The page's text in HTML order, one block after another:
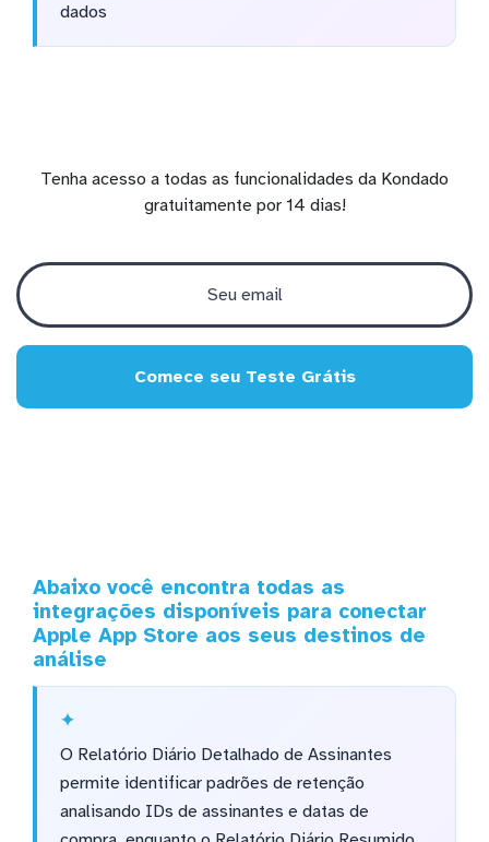
dados
Tenha acesso a todas as funcionalidades da Kondado
gratuitamente por 14 dias!
Comece seu Teste Grátis
Abaixo você encontra todas as
integrações disponíveis para conectar
Apple App Store aos seus destinos de
análise
O Relatório Diário Detalhado de Assinantes
permite identificar padrões de retenção
analisando IDs de assinantes e datas de